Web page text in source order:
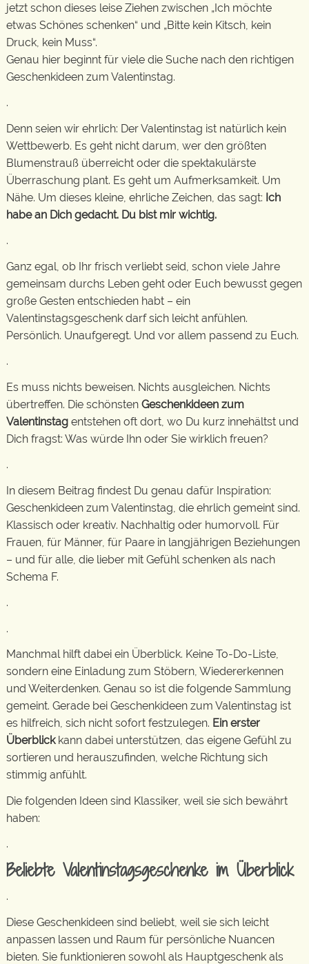
jetzt schon dieses leise Ziehen zwischen „Ich möchte
etwas Schönes schenken“ und „Bitte kein Kitsch, kein
Druck, kein Muss“.
Genau hier beginnt für viele die Suche nach den richtigen
Geschenkideen zum Valentinstag.
.
Denn seien wir ehrlich: Der Valentinstag ist natürlich kein
Wettbewerb. Es geht nicht darum, wer den größten
Blumenstrauß überreicht oder die spektakulärste
Überraschung plant. Es geht um Aufmerksamkeit. Um
Nähe. Um dieses kleine, ehrliche Zeichen, das sagt: Ich
habe an Dich gedacht. Du bist mir wichtig.
.
Ganz egal, ob Ihr frisch verliebt seid, schon viele Jahre
gemeinsam durchs Leben geht oder Euch bewusst gegen
große Gesten entschieden habt – ein
Valentinstagsgeschenk darf sich leicht anfühlen.
Persönlich. Unaufgeregt. Und vor allem passend zu Euch.
.
Es muss nichts beweisen. Nichts ausgleichen. Nichts
übertreffen. Die schönsten Geschenkideen zum
Valentinstag entstehen oft dort, wo Du kurz innehältst und
Dich fragst: Was würde Ihn oder Sie wirklich freuen?
.
In diesem Beitrag findest Du genau dafür Inspiration:
Geschenkideen zum Valentinstag, die ehrlich gemeint sind.
Klassisch oder kreativ. Nachhaltig oder humorvoll. Für
Frauen, für Männer, für Paare in langjährigen Beziehungen
– und für alle, die lieber mit Gefühl schenken als nach
Schema F.
.
.
Manchmal hilft dabei ein Überblick. Keine To-Do-Liste,
sondern eine Einladung zum Stöbern, Wiedererkennen
und Weiterdenken. Genau so ist die folgende Sammlung
gemeint. Gerade bei Geschenkideen zum Valentinstag ist
es hilfreich, sich nicht sofort festzulegen. Ein erster
Überblickkann dabei unterstützen, das eigene Gefühl zu
sortieren und herauszufinden, welche Richtung sich
stimmig anfühlt.
Die folgenden Ideen sind Klassiker, weil sie sich bewährt
haben:
.
Beliebte Valentinstagsgeschenke im Überblick
.
Diese Geschenkideen sind beliebt, weil sie sich leicht
anpassen lassen und Raum für persönliche Nuancen
bieten. Sie funktionieren sowohl als Hauptgeschenk als